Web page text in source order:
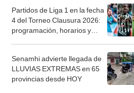
Partidos de Liga 1 en la fecha
4 del Torneo Clausura 2026:
programación, horarios y
Senamhi advierte llegada de
LLUVIAS EXTREMAS en 65
provincias desde HOY